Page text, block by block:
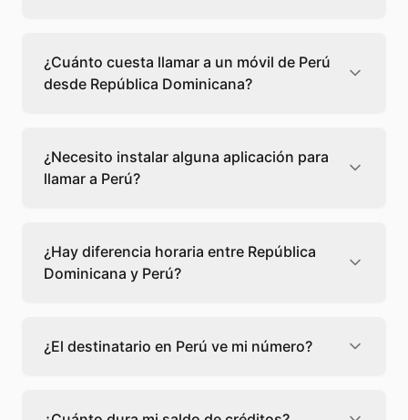
Dominicana cuesta 0,13 €/min con Teléfono
Global. Verás el precio exacto antes de
marcar para que sepas qué vas a gastar.
¿Cuánto cuesta llamar a un móvil de Perú
desde República Dominicana?
Dominicana cuesta 0,22 €/min con Teléfono
Global. Pagas solo los minutos que hablas, sin
cuotas ni permanencia.
¿Necesito instalar alguna aplicación para
llamar a Perú?
desde tu navegador web. Solo necesitas una
conexión a internet y podrás llamar
directamente a Perú.
¿Hay diferencia horaria entre República
Dominicana y Perú?
escoge el mejor momento
para llamar a a Perú.
¿El destinatario en Perú ve mi número?
número de teléfono normal. Teléfono Global